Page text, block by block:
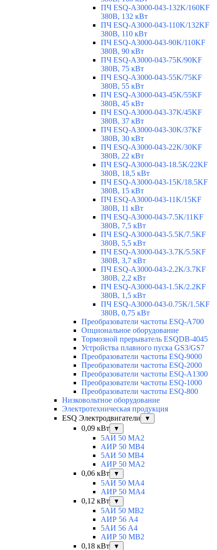
ПЧ ESQ-A3000-043-132K/160KF
380В, 132 кВт
ПЧ ESQ-A3000-043-110K/132KF
380В, 110 кВт
ПЧ ESQ-A3000-043-90K/110KF
380В, 90 кВт
ПЧ ESQ-A3000-043-75K/90KF
380В, 75 кВт
ПЧ ESQ-A3000-043-55K/75KF
380В, 55 кВт
ПЧ ESQ-A3000-043-45K/55KF
380В, 45 кВт
ПЧ ESQ-A3000-043-37K/45KF
380В, 37 кВт
ПЧ ESQ-A3000-043-30K/37KF
380В, 30 кВт
ПЧ ESQ-A3000-043-22K/30KF
380В, 22 кВт
ПЧ ESQ-A3000-043-18.5K/22KF
380В, 18,5 кВт
ПЧ ESQ-A3000-043-15K/18.5KF
380В, 15 кВт
ПЧ ESQ-A3000-043-11K/15KF
380В, 11 кВт
ПЧ ESQ-A3000-043-7.5K/11KF
380В, 7,5 кВт
ПЧ ESQ-A3000-043-5.5K/7.5KF
380В, 5,5 кВт
ПЧ ESQ-A3000-043-3.7K/5.5KF
380В, 3,7 кВт
ПЧ ESQ-A3000-043-2.2K/3.7KF
380В, 2,2 кВт
ПЧ ESQ-A3000-043-1.5K/2.2KF
380В, 1,5 кВт
ПЧ ESQ-A3000-043-0.75K/1.5KF
380В, 0,75 кВт
Преобразователи частоты ESQ-A700
Опциональное оборудование
Тормозной прерыватель ESQDB-4045
Устройства плавного пуска GS3/GS7
Преобразователи частоты ESQ-9000
Преобразователи частоты ESQ-2000
Преобразователи частоты ESQ-A1300
Преобразователи частоты ESQ-1000
Преобразователи частоты ESQ-800
Низковольтное оборудование
Электротехническая продукция
ESQ Электродвигатели
▼
0,09 кВт ▼
5АИ 50 МА2
АИР 50 МВ4
5АИ 50 МB4
АИР 50 МА2
0,06 кВт
▼
5АИ 50 МА4
АИР 50 MA4
0,12 кВт
▼
5АИ 50 МB2
АИР 56 А4
5АИ 56 A4
АИР 50 МВ2
0,18 кВт
▼